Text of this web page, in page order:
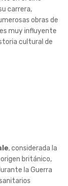
carrera,
obras de
muy influyente
cultural de
, considerada la
origen británico,
la Guerra